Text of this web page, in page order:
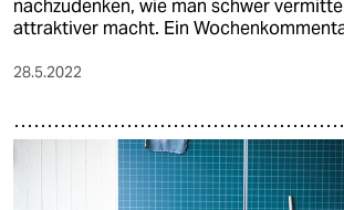
nachzudenken, wie man schwer
attraktiver macht. Ein
28.5.2022